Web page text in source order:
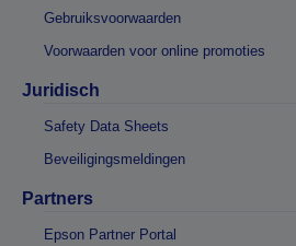
Gebruiksvoorwaarden
Voorwaarden voor online promoties
Juridisch
Safety Data Sheets
Beveiligingsmeldingen
Partners
Epson Partner Portal